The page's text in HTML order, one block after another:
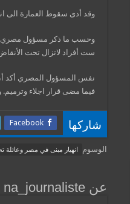
وقد أدى سقوط العمارة الى
وحسب ما ذكر مسؤول مصري ان
ست أفراد لاتزال تحت
فيما مضى قرار اجلاء وترميم.
شاركها Facebook
الوسوم انهيار مبنى في مصر وعائلة
عن na_journaliste